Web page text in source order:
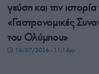
γεύση και την
«Γαστρονομικές
του Ολύμπου»
16/07/2026 - 11:14μμ